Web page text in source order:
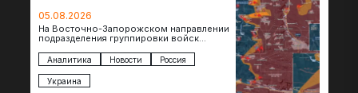
05.08.2026
На Восточно-Запорожском направлении
подразделения группировки войск
фронта. Взятая после продолжительного
наступления пауза позволила
восстановить боеспособность…
Аналитика Новости Россия
Украина